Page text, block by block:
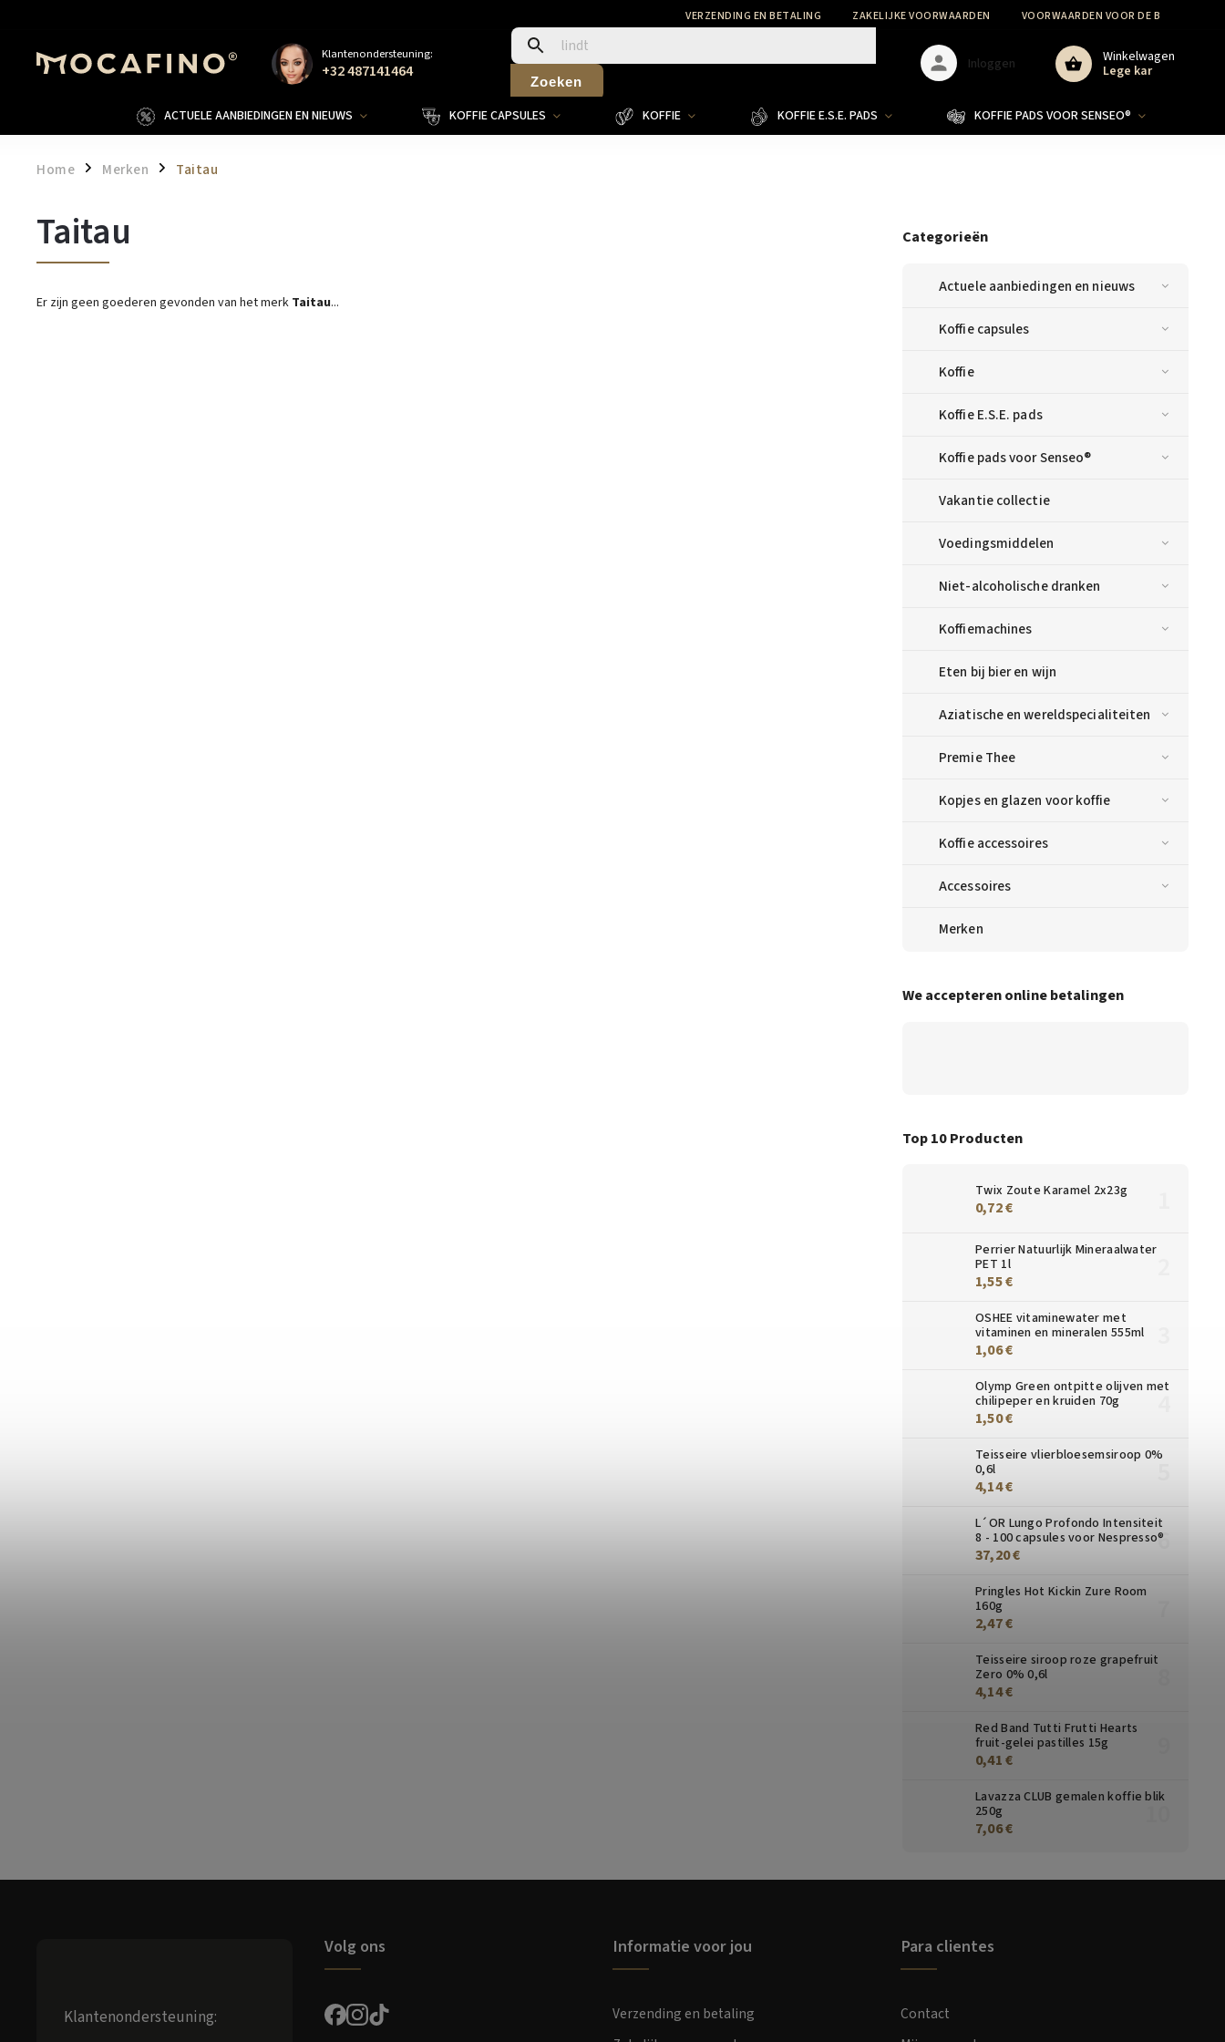
VERZENDING EN BETALING ZAKELIJKE VOORWAARDEN VOORWAARDEN VOOR DE
Klantenondersteuning:
+32 487141464 Zoeken
Winkelwagen
Lege kar
Inloggen
ACTUELE AANBIEDINGEN EN NIEUWS KOFFIE CAPSULES KOFFIE KOFFIE E.S.E. PADS KOFFIE PADS VOOR SENSEO®
Home / Merken / Taitau
Categorieën
Actuele aanbiedingen en nieuws
Koffie capsules
Koffie
Koffie E.S.E. pads
Koffie pads voor Senseo®
Vakantie collectie
Voedingsmiddelen
Niet-alcoholische dranken
Koffiemachines
Eten bij bier en wijn
Aziatische en wereldspecialiteiten
Premie Thee
Kopjes en glazen voor koffie
Koffie accessoires
Accessoires
Merken
We accepteren online betalingen
Top 10 Producten
Twix Zoute Karamel 2x23g
0,72 €
Perrier Natuurlijk Mineraalwater
PET 1l
1,55 €
OSHEE vitaminewater met
vitaminen en mineralen 555ml
1,06 €
Olymp Green ontpitte olijven met
chilipeper en kruiden 70g
1,50 €
Teisseire vlierbloesemsiroop 0%
0,6l
4,14 €
L´OR Lungo Profondo Intensiteit
8 - 100 capsules voor Nespresso®
37,20 €
Pringles Hot Kickin Zure Room
160g
2,47 €
Teisseire siroop roze grapefruit
Zero 0% 0,6l
4,14 €
Red Band Tutti Frutti Hearts
fruit-gelei pastilles 15g
0,41 €
Lavazza CLUB gemalen koffie blik
250g
7,06 €
Taitau
Er zijn geen goederen gevonden van het merk Taitau...
Klantenondersteuning:
Volg ons Informatie voor jou
Verzending en betaling
Para clientes
Contact